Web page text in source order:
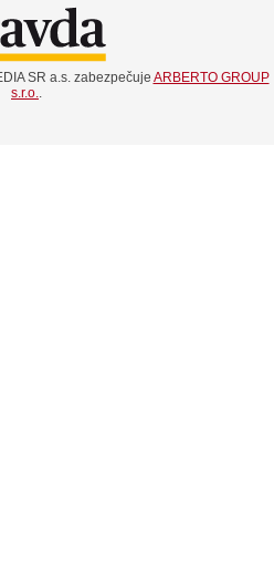
SR a.s. zabezpečuje ARBERTO GROUP
s.r.o..